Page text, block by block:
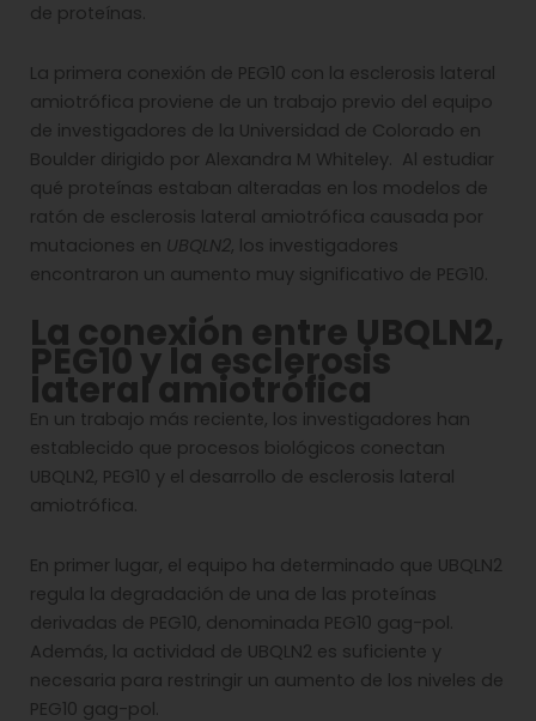
de proteínas.
La primera conexión de PEG10 con la esclerosis lateral
amiotrófica proviene de un trabajo previo del equipo
de investigadores de la Universidad de Colorado en
Boulder dirigido por Alexandra M Whiteley. Al estudiar
qué proteínas estaban alteradas en los modelos de
ratón de esclerosis lateral amiotrófica causada por
mutaciones en UBQLN2, los investigadores
encontraron un aumento muy significativo de PEG10.
La conexión entre UBQLN2,
PEG10 y la esclerosis
lateral amiotrófica
En un trabajo más reciente, los investigadores han
establecido que procesos biológicos conectan
UBQLN2, PEG10 y el desarrollo de esclerosis lateral
amiotrófica.
En primer lugar, el equipo ha determinado que UBQLN2
regula la degradación de una de las proteínas
derivadas de PEG10, denominada PEG10 gag-pol.
Además, la actividad de UBQLN2 es suficiente y
necesaria para restringir un aumento de los niveles de
PEG10 gag-pol.